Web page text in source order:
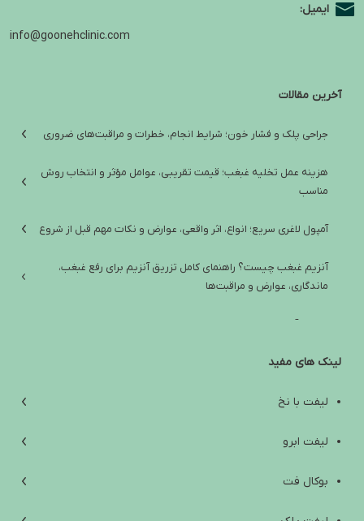
ایمیل:
info@goonehclinic.com
آخرین مقالات
جراحی پلک و فشار خون؛ شرایط انجام، خطرات و مراقبت‌های ضروری
هزینه عمل تخلیه غبغب؛ قیمت تقریبی، عوامل مؤثر و انتخاب روش
مناسب
آمپول لاغری سریع؛ انواع، اثر واقعی، عوارض و نکات مهم قبل از شروع
آنزیم غبغب چیست؟ راهنمای کامل تزریق آنزیم برای رفع غبغب،
ماندگاری، عوارض و مراقبت‌ها
تفاوت آمپول لاغری ایرانی و خارجی؛ راهنمای انتخاب ایمن و واقع‌بینانه
آب کردن غبغب: از علت‌ها و تمرین‌های خانگی تا روش‌های کلینیکی مؤثر
افتادگی پوست زیر چانه؛ علت‌ها، راه‌های درمان و انتخاب بهترین روش
بهترین آمپول لاغری خارجی؛ راهنمای انتخاب ایمن بین اوزمپیک،
Effects, Contraindications, and Safety Tips
لینک های مفید
لیفت با نخ
لیفت ابرو
بوکال فت